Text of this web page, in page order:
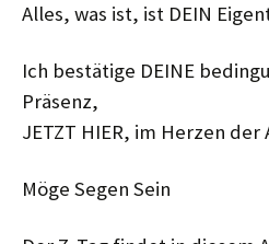
Alles, was ist, ist DEIN
Ich bestätige DEINE
Präsenz,
JETZT HIER, im Herzen der
Möge Segen Sein